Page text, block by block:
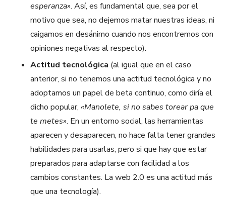
esperanza». Así, es fundamental que, sea por el
motivo que sea, no dejemos matar nuestras ideas, ni
caigamos en desánimo cuando nos encontremos con
opiniones negativas al respecto).
Actitud tecnológica (al igual que en el caso
anterior, si no tenemos una actitud tecnológica y no
adoptamos un papel de beta continuo, como diría el
dicho popular, «Manolete, si no sabes torear pa que
te metes». En un entorno social, las herramientas
aparecen y desaparecen, no hace falta tener grandes
habilidades para usarlas, pero si que hay que estar
preparados para adaptarse con facilidad a los
cambios constantes. La web 2.0 es una actitud más
que una tecnología).